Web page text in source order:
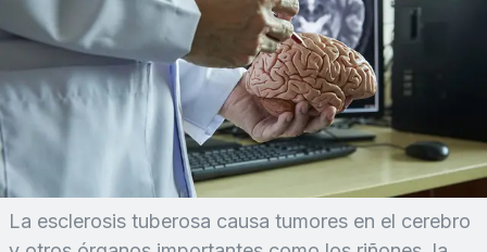
La esclerosis tuberosa causa tumores en el cerebro